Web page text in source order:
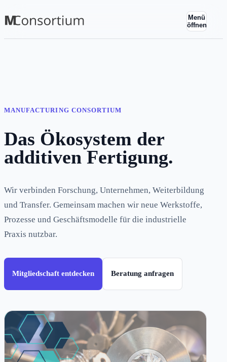
Menü
öffnen
MANUFACTURING CONSORTIUM
Das Ökosystem der
additiven Fertigung.
Wir verbinden Forschung, Unternehmen, Weiterbildung
und Transfer. Gemeinsam machen wir neue Werkstoffe,
Prozesse und Geschäftsmodelle für die industrielle
Praxis nutzbar.
Mitgliedschaft entdecken Beratung anfragen